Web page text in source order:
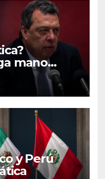
mano
de Ángel
y Perú